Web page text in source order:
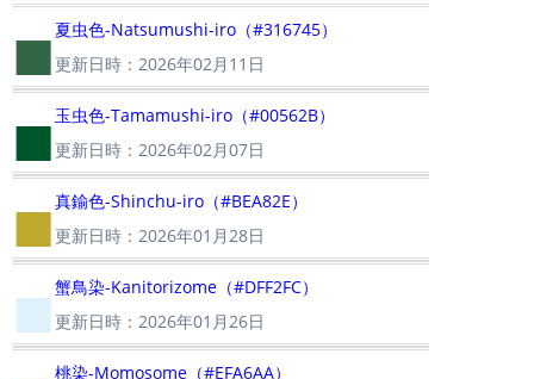
■ 夏虫色-Natsumushi-iro（#316745）
更新日時：2026年02月11日
■ 玉虫色-Tamamushi-iro（#00562B）
更新日時：2026年02月07日
■真鍮色-Shinchu-iro（#BEA82E）
更新日時：2026年01月28日
■ 蟹鳥染-Kanitorizome（#DFF2FC）
更新日時：2026年01月26日
桃染-Momosome（#EFA6AA）